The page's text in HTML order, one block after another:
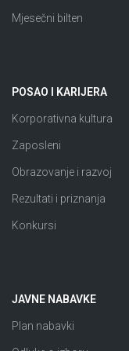
Mjesečni bilten
POSAO I KARIJERA
Korporativna kultura
Zaposleni
Obrazovanje i razvoj
Rezultati i priznanja
Konkursi
JAVNE NABAVKE
Plan nabavki